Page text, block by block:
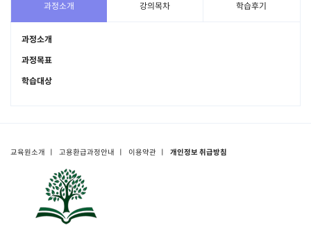
과정소개 강의목차 학습후기
과정소개
과정목표
학습대상
교육원소개 ㅣ 고용환급과정안내 ㅣ 이용약관 ㅣ 개인정보 취급방침